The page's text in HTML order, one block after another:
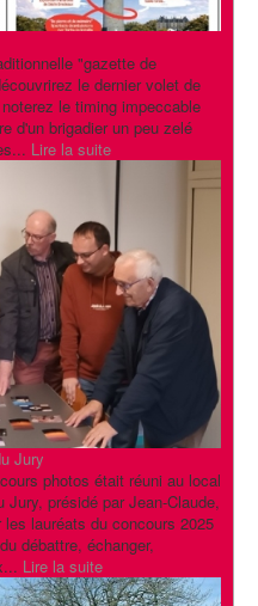
"gazette de
le dernier volet de
le timing impeccable
d'un brigadier un peu zelé
Lire la suite
Jury
photos était réuni au local
présidé par Jean-Claude,
lauréats du concours 2025
débattre, échanger,
Lire la suite